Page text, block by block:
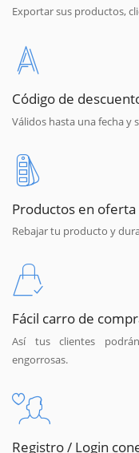
Exportar sus productos,
Código de
Válidos hasta una fecha y
Productos en oferta
Rebajar tu producto y
Fácil carro de
Así tus clientes
engorrosas.
Registro / Login